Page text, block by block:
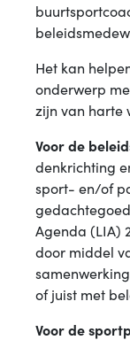
Het kan
onderwerp
zijn van harte
Voor de
denkrichting
sport- en/of
Agenda (LIA)
door middel
of juist met
Voor de